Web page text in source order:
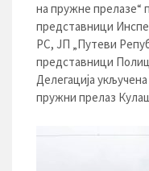
на пружне прелазе“
представници
РС, ЈП „Путеви
представници
Делегација
пружни прелаз